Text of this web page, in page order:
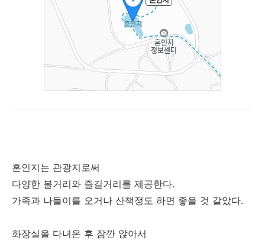
혼인지는 관광지로써
다양한 볼거리와 즐길거리를 제공한다.
가족과 나들이를 오거나 산책정도 하면 좋을 것 같았다.
화장실을 다녀온 후 잠깐 앉아서